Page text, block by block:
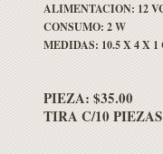
ALIMENTACION: 12
CONSUMO: 2 W
MEDIDAS: 10.5 X 4 X 1
PIEZA: $35.00
TIRA C/10